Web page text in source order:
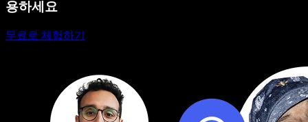
용하세요
무료로 체험하기